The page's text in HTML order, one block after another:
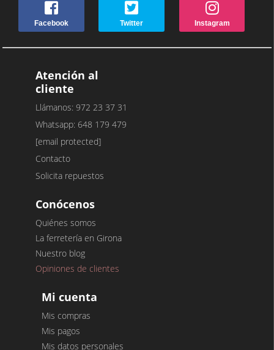
Facebook Twitter Instagram
Atención al
cliente
Llámanos: 972 23 37 31
Whatsapp: 648 179 479
[email protected]
Contacto
Solicita repuestos
Conócenos
Quiénes somos
La ferretería en Girona
Nuestro blog
Opiniones de clientes
Mi cuenta
Mis compras
Mis pagos
Mis datos personales